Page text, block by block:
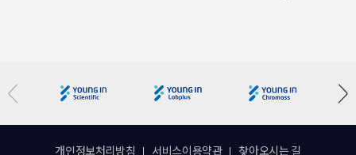
개인정보처리방침 서비스이용약관 찾아오시는 길